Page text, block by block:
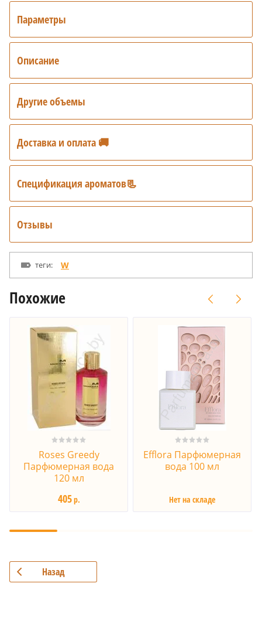
Параметры
Описание
Другие объемы
Доставка и оплата 🚚
Спецификация ароматов📃
Отзывы
теги: W
Похожие
Roses Greedy
Парфюмерная вода
120 мл
405р.
Efflora Парфюмерная
вода 100 мл
Нет на складе
Назад